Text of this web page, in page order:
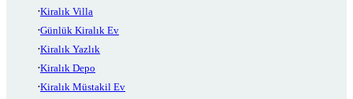
Kiralık Villa
Günlük Kiralık Ev
Kiralık Yazlık
Kiralık Depo
Kiralık Müstakil Ev